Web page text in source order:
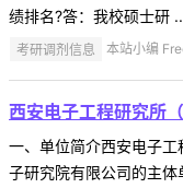
绩排名?答：我校硕士研
考研调剂信息 本站小编
西安电子工程研究所
一、单位简介西安电子
子研究院有限公司的主